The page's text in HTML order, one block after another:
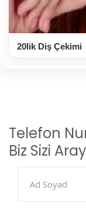
20lik Diş Çekimi
Telefon
Biz Sizi